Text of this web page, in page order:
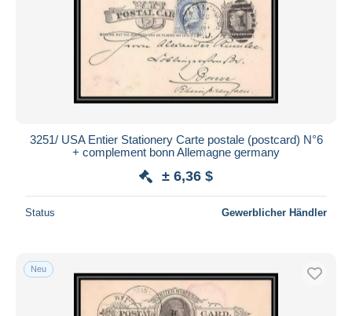
3251/ USA Entier Stationery Carte postale (postcard) N°6
+ complement bonn Allemagne germany
± 6,36 $
Status Gewerblicher Händler
Neu